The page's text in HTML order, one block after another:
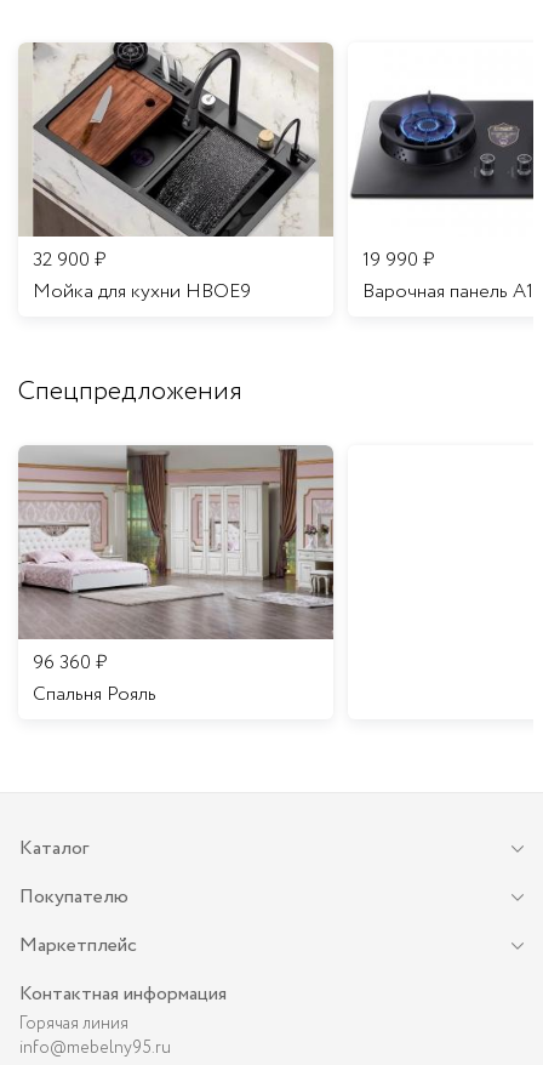
32 900 ₽
Мойка для кухни HBOE9
19 990 ₽
Варочная панель A16
Спецпредложения
96 360 ₽
Спальня Рояль
Каталог
Покупателю
Маркетплейс
Контактная информация
Горячая линия
info@mebelny95.ru